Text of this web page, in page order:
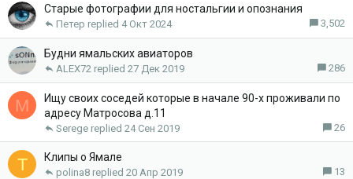
Старые фотографии для ностальгии и опознания
3,502
4 Окт 2024
Петер
Будни ямальских авиаторов
286
27 Дек 2019
ALEX72
М
Ищу своих соседей которые в начале 90-х проживали по
адресу Матросова д.11
26
24 Сен 2019
Serege
T Клипы о Ямале
13
20 Апр 2019
polina8